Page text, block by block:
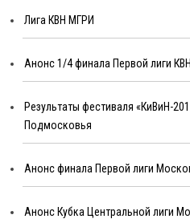
Лига КВН МГРИ
Анонс 1/4 финала Первой лиги
Результаты фестиваля «КиВиН-
Подмосковья
Анонс финала Первой лиги
Анонс Кубка Центральной лиги